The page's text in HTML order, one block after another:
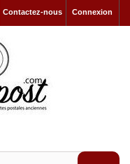
Connexion
Contactez-nous